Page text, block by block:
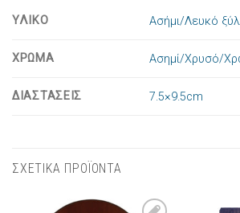
ΥΛΙΚΟ Ασήμι/Λευκό
ΧΡΩΜΑ Ασημί/Χρυσό/
ΔΙΑΣΤΑΣΕΙΣ 7.5×9.5cm
ΣΧΕΤΙΚΑ ΠΡΟΪΟΝΤΑ